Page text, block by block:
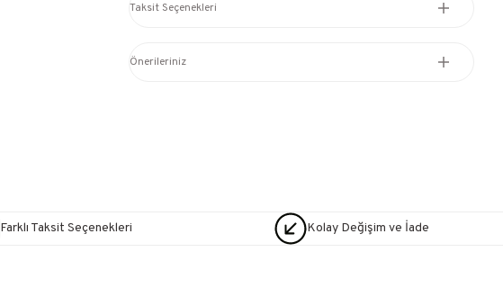
Taksit Seçenekleri
Önerileriniz
Farklı Taksit Seçenekleri Kolay Değişim ve İade